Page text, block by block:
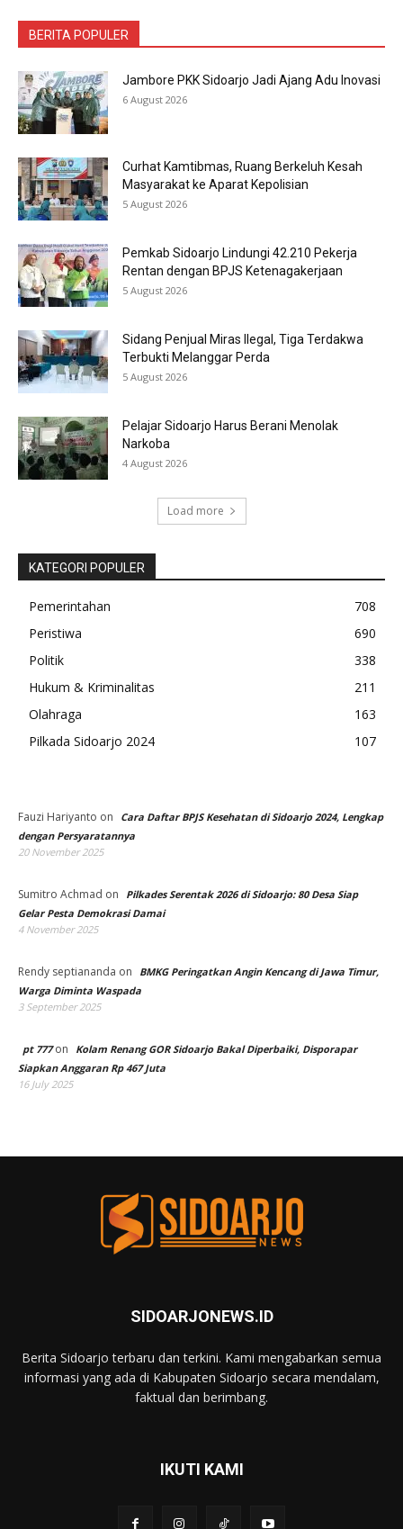
BERITA POPULER
Jambore PKK Sidoarjo Jadi Ajang Adu Inovasi
6 August 2026
Curhat Kamtibmas, Ruang Berkeluh Kesah
Masyarakat ke Aparat Kepolisian
5 August 2026
Pemkab Sidoarjo Lindungi 42.210 Pekerja
Rentan dengan BPJS Ketenagakerjaan
5 August 2026
Sidang Penjual Miras Ilegal, Tiga Terdakwa
Terbukti Melanggar Perda
5 August 2026
Pelajar Sidoarjo Harus Berani Menolak
Narkoba
4 August 2026
Load more
KATEGORI POPULER
Pemerintahan
708
Peristiwa
690
Politik
338
Hukum & Kriminalitas
211
Olahraga
163
Pilkada Sidoarjo 2024
107
Fauzi Hariyanto on
Cara Daftar BPJS Kesehatan di Sidoarjo 2024, Lengkap
dengan Persyaratannya
20 November 2025
Sumitro Achmad on
Pilkades Serentak 2026 di Sidoarjo: 80 Desa Siap
Gelar Pesta Demokrasi Damai
4 November 2025
Rendy septiananda on
BMKG Peringatkan Angin Kencang di Jawa Timur,
Warga Diminta Waspada
3 September 2025
pt 777on
Kolam Renang GOR Sidoarjo Bakal Diperbaiki, Disporapar
Siapkan Anggaran Rp 467 Juta
16 July 2025
SIDOARJONEWS.ID
Berita Sidoarjo terbaru dan terkini. Kami mengabarkan semua
informasi yang ada di Kabupaten Sidoarjo secara mendalam,
faktual dan berimbang.
IKUTI KAMI